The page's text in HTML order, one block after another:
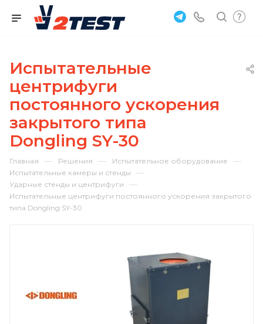
Испытательные
центрифуги
постоянного ускорения
закрытого типа
Dongling SY-30
Главная — Решения — Испытательное оборудование —
Испытательные камеры и стенды —
Ударные стенды и центрифуги —
Испытательные центрифуги постоянного ускорения закрытого
типа Dongling SY-30